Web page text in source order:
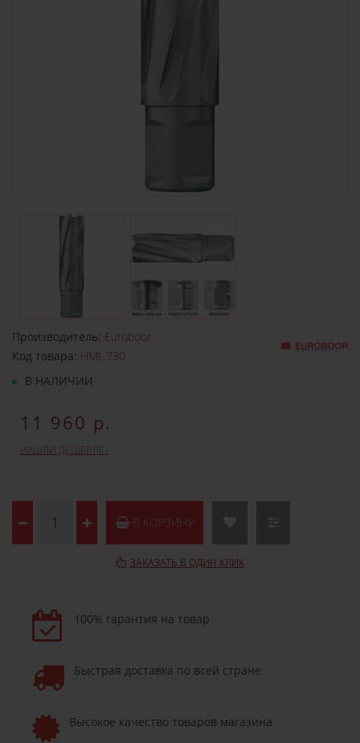
Производитель: Euroboor
Код товара: HML.730
В НАЛИЧИИ
11 960 р.
НАШЛИ ДЕШЕВЛЕ?
В КОРЗИНУ
ЗАКАЗАТЬ В ОДИН КЛИК
100% гарантия на товар
Быстрая доставка по всей стране
Высокое качество товаров магазина